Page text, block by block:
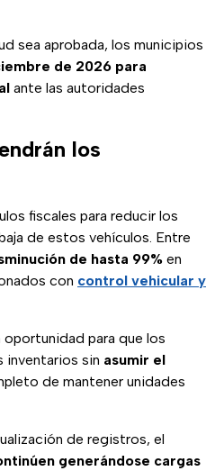
sea aprobada, los municipios
de 2026 para
ante las autoridades
los
fiscales para reducir los
de estos vehículos. Entre
de hasta 99% en
con control vehicular y
oportunidad para que los
inventarios sin asumir el
de mantener unidades
de registros, el
generándose cargas